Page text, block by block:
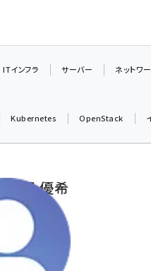
銘のチーム貢献～仲間と築いた
子会 (2295)
道をのんびり旅する晴山佳須夫の
(1966)
ITインフラ サーバー ネットワ
Kubernetes OpenStack
前田 優希